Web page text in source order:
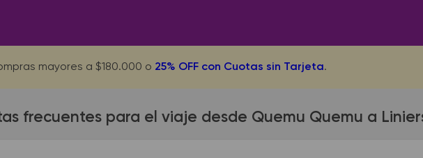
mayores a $180.000 o 25% OFF con Cuotas sin Tarjeta.
frecuentes para el viaje desde Quemu Quemu a